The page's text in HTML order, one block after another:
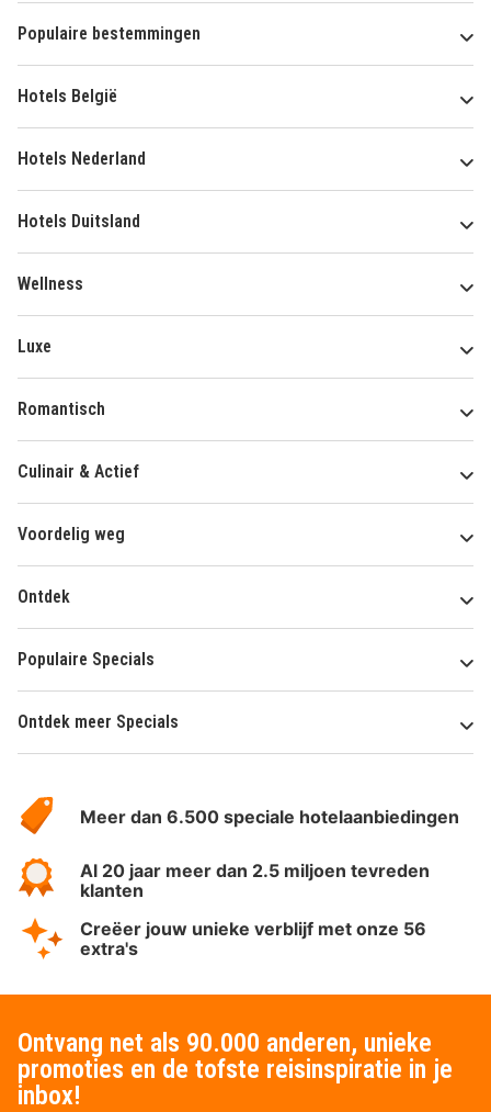
Populaire bestemmingen
Hotels België
Hotels Nederland
Hotels Duitsland
Wellness
Luxe
Romantisch
Culinair & Actief
Voordelig weg
Ontdek
Populaire Specials
Ontdek meer Specials
HotelSpecials
Meer dan 6.500 speciale hotelaanbiedingen
Al 20 jaar meer dan 2.5 miljoen tevreden
klanten
Creëer jouw unieke verblijf met onze 56
extra's
Ontvang net als 90.000 anderen, unieke
promoties en de tofste reisinspiratie in je
inbox!